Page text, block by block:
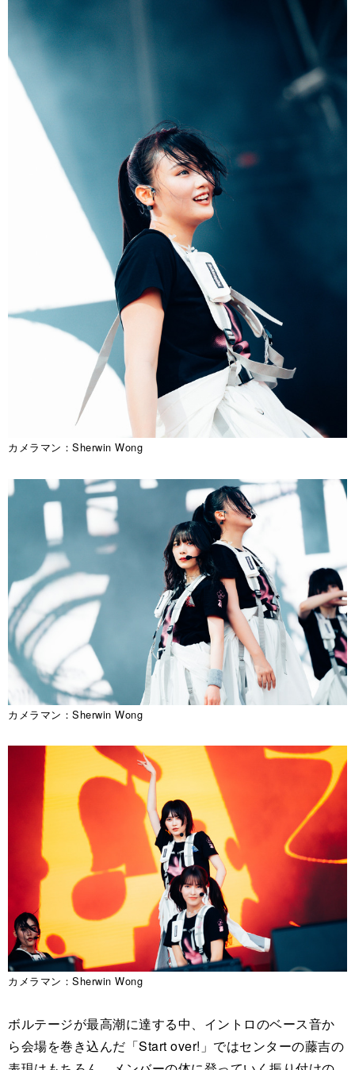
カメラマン：Sherwin Wong
カメラマン：Sherwin Wong
カメラマン：Sherwin Wong
ボルテージが最高潮に達する中、イントロのベース音か
ら会場を巻き込んだ「Start over!」ではセンターの藤吉の